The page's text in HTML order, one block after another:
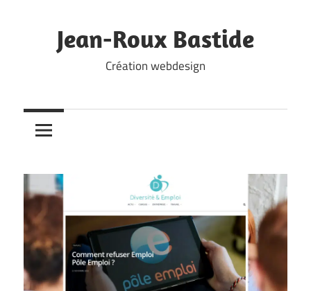
contentJean-Roux Bastide
Création webdesign